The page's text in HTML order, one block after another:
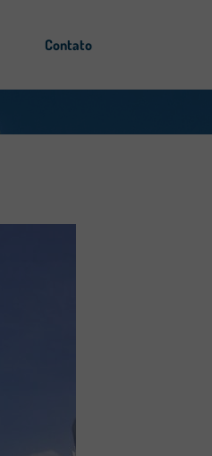
Contato